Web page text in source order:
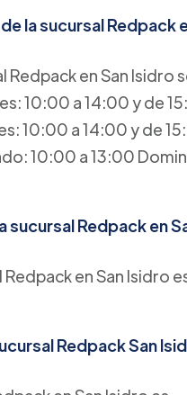
la sucursal Redpack
en San Isidro
10:00 a 14:00 y de
10:00 a 14:00 y de
10:00 a 13:00
Redpack en
en San Isidro
Redpack San